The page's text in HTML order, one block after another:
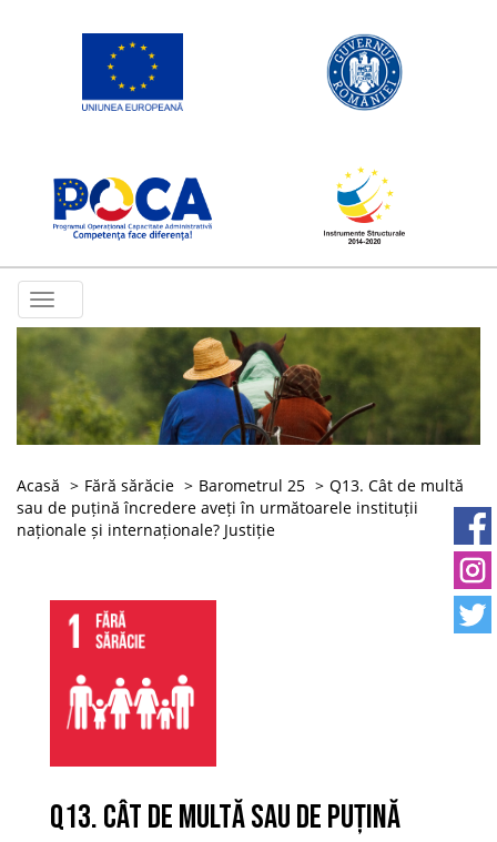
Toggle
navigation
Acasă Fără sărăcie Barometrul 25
Q13. Cât de multă
sau de puțină încredere aveți în următoarele instituții
naționale și internaționale? Justiție
Q13. Cât de multă sau de puțină